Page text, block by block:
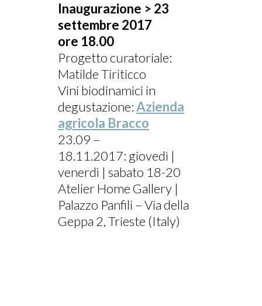
Inaugurazione > 23
settembre 2017
ore 18.00
Progetto curatoriale:
Matilde Tiriticco
Vini biodinamici in
degustazione:Azienda
agricola Bracco
23.09 –
18.11.2017: giovedì |
venerdì | sabato 18-20
Atelier Home Gallery |
Palazzo Panfili – Via della
Geppa 2, Trieste (Italy)